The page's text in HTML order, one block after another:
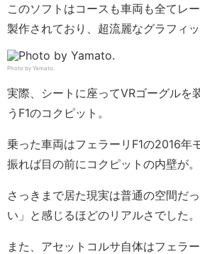
このソフトはコースも車両も全てレ
製作されており、超流麗なグラフィッ
Photo by Yamato.
実際、シートに座ってVRゴーグルを
うF1のコクピット。
乗った車両はフェラーリF1の2016年
振れば目の前にコクピットの内壁が。
さっきまで居た現実は普通の空間だ
い」と感じるほどのリアルさでした。
また、アセットコルサ自体はフェラ